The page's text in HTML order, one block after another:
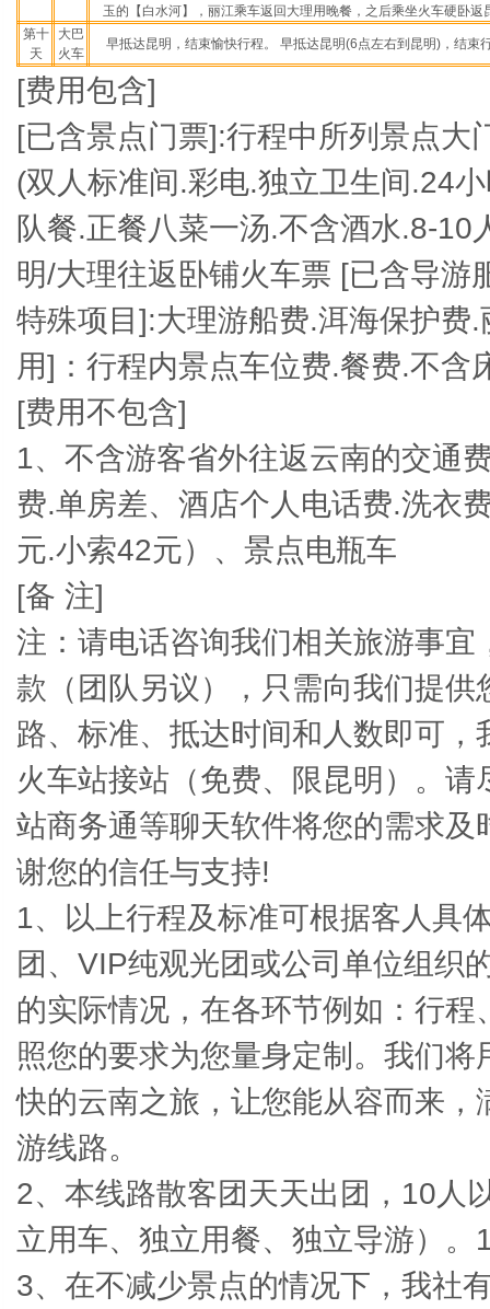
玉的【白水河】，丽江乘车返回大理用晚餐，之后乘坐火车硬卧返
第十
天
大巴
火车
早抵达昆明，结束愉快行程。 早抵达昆明(6点左右到昆明)，结束
[费用包含]
[已含景点门票]:行程中所列景点大
(双人标准间.彩电.独立卫生间.24
队餐.正餐八菜一汤.不含酒水.8-
明/大理往返卧铺火车票 [已含导游
特殊项目]:大理游船费.洱海保护费
用]：行程内景点车位费.餐费.不含
[费用不包含]
1、不含游客省外往返云南的交通
费.单房差、酒店个人电话费.洗衣
元.小索42元）、景点电瓶车
[备 注]
注：请电话咨询我们相关旅游事
款（团队另议），只需向我们提
路、标准、抵达时间和人数即可
火车站接站（免费、限昆明）。
站商务通等聊天软件将您的需求
谢您的信任与支持!
1、以上行程及标准可根据客人具
团、VIP纯观光团或公司单位组织
的实际情况，在各环节例如：行
照您的要求为您量身定制。我们
快的云南之旅，让您能从容而来
游线路。
2、本线路散客团天天出团，10人
立用车、独立用餐、独立导游）
3、在不减少景点的情况下，我社